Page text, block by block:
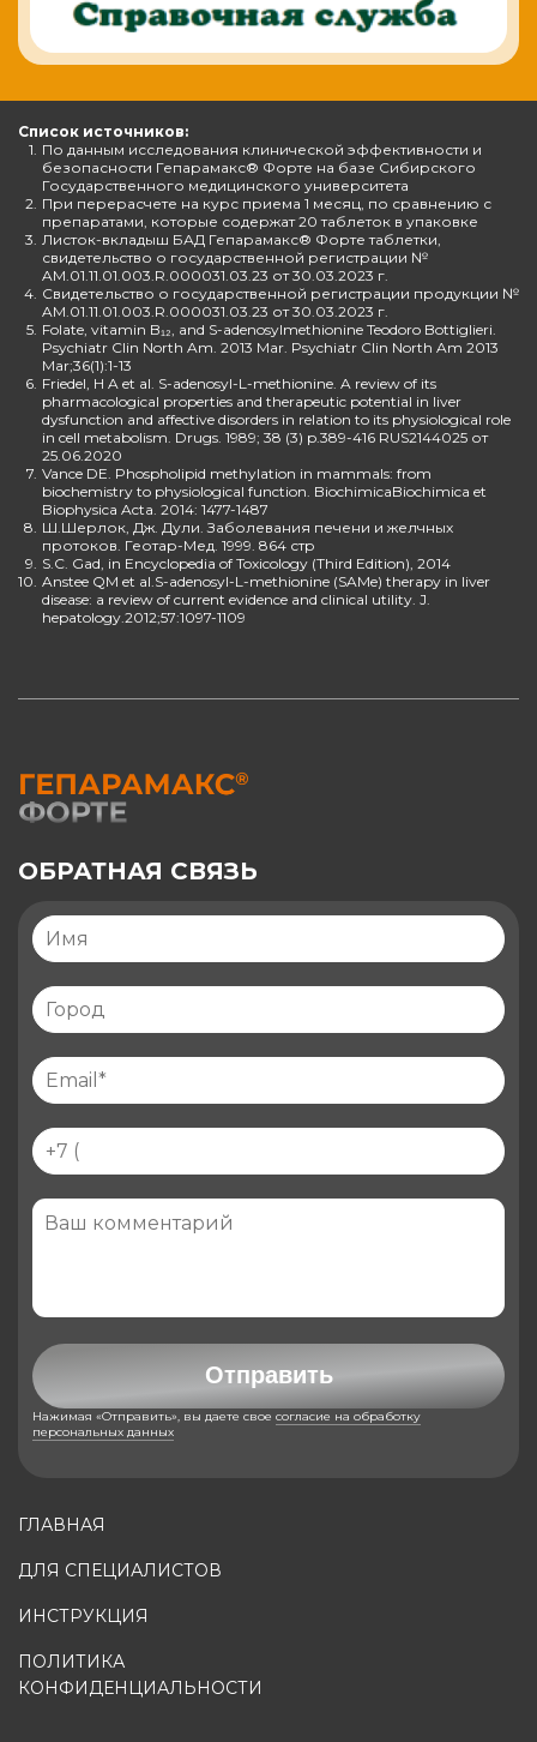
Список источников:
1. По данным исследования клинической эффективности и
безопасности Гепарамакс® Форте на базе Сибирского
Государственного медицинского университета
2. При перерасчете на курс приема 1 месяц, по сравнению с
препаратами, которые содержат 20 таблеток в упаковке
3. Листок-вкладыш БАД Гепарамакс® Форте таблетки,
свидетельство о государственной регистрации №
AM.01.11.01.003.R.000031.03.23 от 30.03.2023 г.
4. Свидетельство о государственной регистрации продукции №
AM.01.11.01.003.R.000031.03.23 от 30.03.2023 г.
5. Folate, vitamin B₁₂, and S-adenosylmethionine Teodoro Bottiglieri.
Psychiatr Clin North Am. 2013 Mar. Psychiatr Clin North Am 2013
Mar;36(1):1-13
6. Friedel, H A et al. S-adenosyl-L-methionine. A review of its
pharmacological properties and therapeutic potential in liver
dysfunction and affective disorders in relation to its physiological role
in cell metabolism. Drugs. 1989; 38 (3) p.389-416 RUS2144025 от
25.06.2020
7. Vance DE. Phospholipid methylation in mammals: from
biochemistry to physiological function. BiochimicaBiochimica et
Biophysica Acta. 2014: 1477-1487
8. Ш.Шерлок, Дж. Дули. Заболевания печени и желчных
протоков. Геотар-Мед. 1999. 864 стр
9. S.C. Gad, in Encyclopedia of Toxicology (Third Edition), 2014
10. Anstee QM et al.S-adenosyl-L-methionine (SAMe) therapy in liver
disease: a review of current evidence and clinical utility. J.
hepatology.2012;57:1097-1109
ГЛАВНАЯ
ДЛЯ СПЕЦИАЛИСТОВ
ИНСТРУКЦИЯ
ПОЛИТИКА
КОНФИДЕНЦИАЛЬНОСТИ
ОБРАТНАЯ СВЯЗЬ
Отправить
Нажимая «Отправить», вы даете свое согласие на обработку
персональных данных